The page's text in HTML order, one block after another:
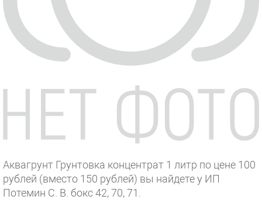
Аквагрунт Грунтовка концентрат 1 литр по цене 100
рублей (вместо 150 рублей) вы найдете у ИП
Потемин С. В. бокс 42, 70, 71.